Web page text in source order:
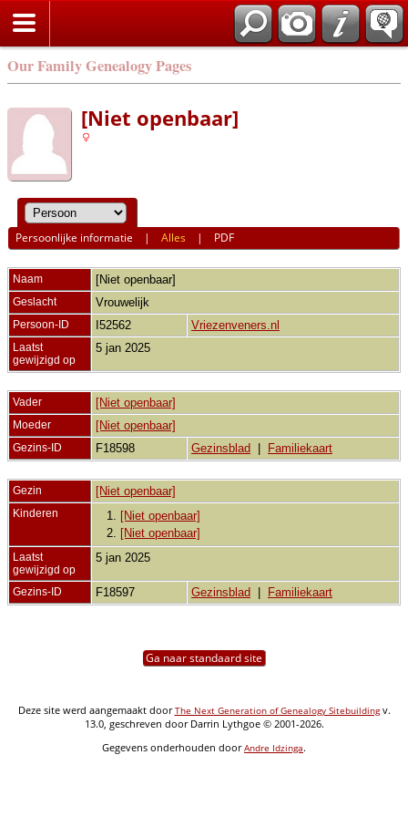
Our Family Genealogy Pages
[Niet openbaar]
Persoonlijke informatie |Alles | PDF
Naam [Niet openbaar]
Geslacht Vrouwelijk
Persoon-ID I52562 Vriezenveners.nl
Laatst
gewijzigd op
5 jan 2025
Vader [Niet openbaar]
Moeder [Niet openbaar]
Gezins-ID F18598 Gezinsblad Familiekaart
Gezin [Niet openbaar]
Kinderen 1.
[Niet openbaar]
2.
[Niet openbaar]
Laatst
gewijzigd op
5 jan 2025
Gezins-ID F18597 Gezinsblad Familiekaart
Ga naar standaard site
Deze site werd aangemaakt doorThe Next Generation of Genealogy Sitebuildingv.
13.0, geschreven door Darrin Lythgoe © 2001-2026.
Gegevens onderhouden doorAndre Idzinga.